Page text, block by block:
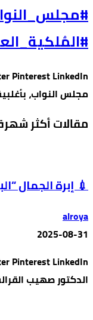
مجلس النواب،
مقالات أكثر
💉 إبرة الجمال
alroya
2025-08-31
الدكتور صهيب